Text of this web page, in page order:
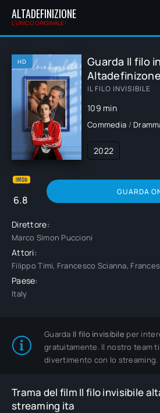
ALTADEFINIZIONE
L'UNICO ORIGINALE!
HD
Guarda Il filo
IL FILO INVISIBILE
109 min
Commedia /
2022
6.8
GUARDA
Direttore:
Marco Simon Puccioni
Attori:
Filippo Timi, Francesco Scianna,
Paese:
Italy
Guarda Il filo invisibile per
gratuitamente. Il nostro team
divertimento con lo streaming.
Trama del film Il filo invisibile
streaming ita